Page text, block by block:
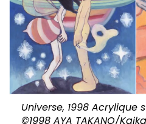
Universe, 1998 Acrylique
©1998 AYA TAKANO/